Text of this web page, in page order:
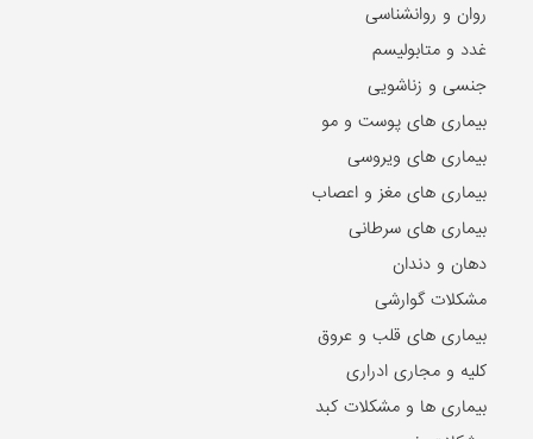
روان و روانشناسی
غدد و متابولیسم
جنسی و زناشویی
بیماری های پوست و مو
بیماری های ویروسی
بیماری های مغز و اعصاب
بیماری های سرطانی
دهان و دندان
مشکلات گوارشی
بیماری های قلب و عروق
کلیه و مجاری ادراری
بیماری ها و مشکلات کبد